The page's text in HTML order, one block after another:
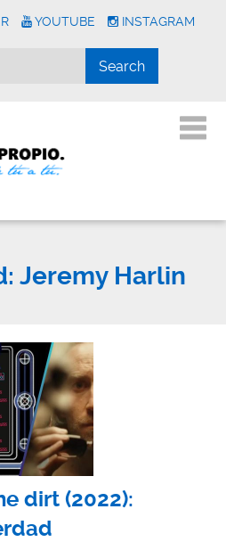
YOUTUBE INSTAGRAM
Jeremy Harlin
dirt (2022):